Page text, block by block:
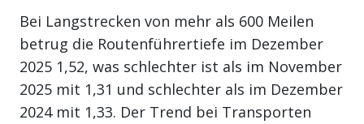
Bei Langstrecken von mehr als 600 Meilen
betrug die Routenführertiefe im Dezember
2025 1,52, was schlechter ist als im November
2025 mit 1,31 und schlechter als im Dezember
2024 mit 1,33. Der Trend bei Transporten